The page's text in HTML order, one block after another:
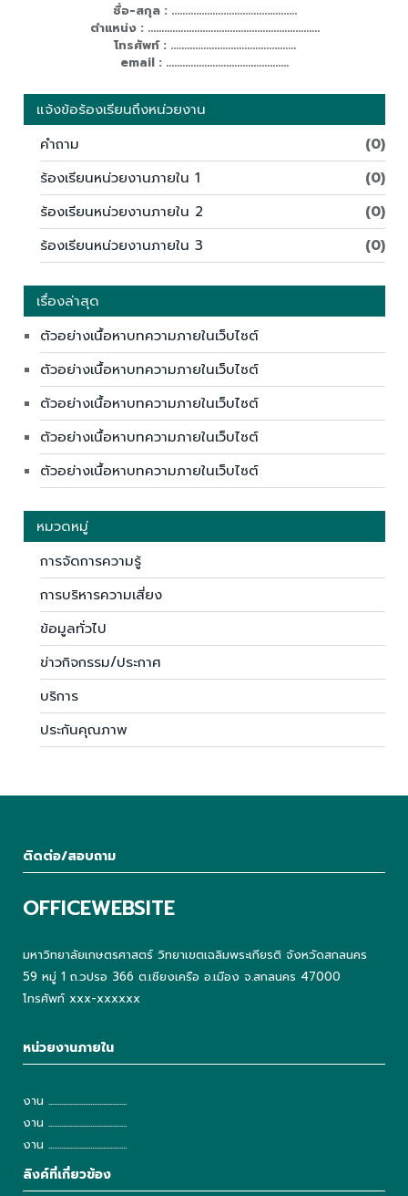
ชื่อ-สกุล : ..............................................
ตำแหน่ง : ...............................................................
โทรศัพท์ : ..............................................
email : .............................................
แจ้งข้อร้องเรียนถึงหน่วยงาน
คำถาม
(0)
ร้องเรียนหน่วยงานภายใน 1
(0)
ร้องเรียนหน่วยงานภายใน 2
(0)
ร้องเรียนหน่วยงานภายใน 3
(0)
เรื่องล่าสุด
ตัวอย่างเนื้อหาบทความภายในเว็บไซต์
ตัวอย่างเนื้อหาบทความภายในเว็บไซต์
ตัวอย่างเนื้อหาบทความภายในเว็บไซต์
ตัวอย่างเนื้อหาบทความภายในเว็บไซต์
ตัวอย่างเนื้อหาบทความภายในเว็บไซต์
หมวดหมู่
การจัดการความรู้
การบริหารความเสี่ยง
ข้อมูลทั่วไป
ข่าวกิจกรรม/ประกาศ
บริการ
ประกันคุณภาพ
ติดต่อ/สอบถาม
OFFICEWEBSITE
มหาวิทยาลัยเกษตรศาสตร์ วิทยาเขตเฉลิมพระเกียรติ จังหวัดสกลนคร
59 หมู่ 1 ถ.วปรอ 366 ต.เชียงเครือ อ.เมือง จ.สกลนคร 47000
โทรศัพท์ xxx-xxxxxx
หน่วยงานภายใน
งาน ...........................................
งาน ...........................................
งาน ...........................................
ลิงค์ที่เกี่ยวข้อง